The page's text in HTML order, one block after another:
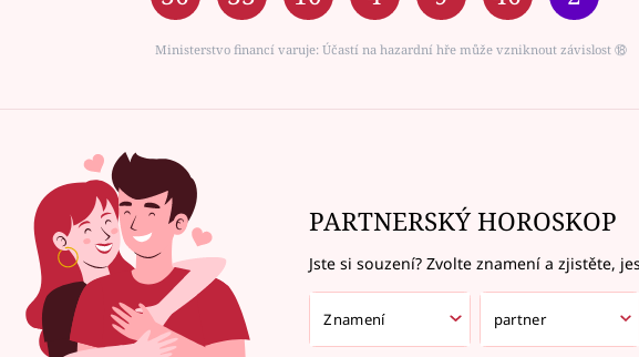
Ministerstvo financí varuje: Účastí na hazardní hře může vzniknout závislost ⑱
PARTNERSKÝ HOROSKOP
Jste si souzení? Zvolte znamení a zjistěte,